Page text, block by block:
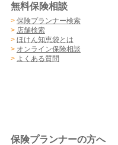
無料保険相談
> 保険プランナー検索
> 店舗検索
> ほけん知恵袋とは
> オンライン保険相談
> よくある質問
保険プランナーの方へ